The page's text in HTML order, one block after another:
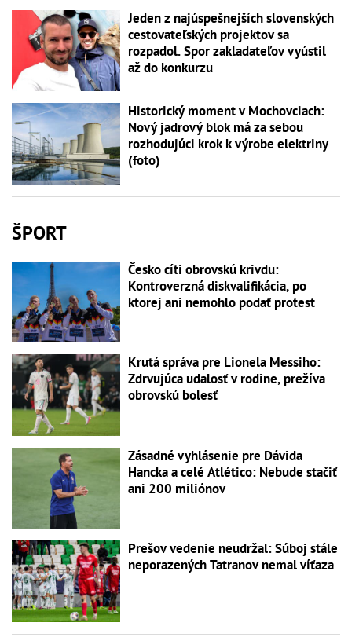
Jeden z najúspešnejších slovenských
cestovateľských projektov sa
rozpadol. Spor zakladateľov vyústil
až do konkurzu
Historický moment v Mochovciach:
Nový jadrový blok má za sebou
rozhodujúci krok k výrobe elektriny
(foto)
ŠPORT
Česko cíti obrovskú krivdu:
Kontroverzná diskvalifikácia, po
ktorej ani nemohlo podať protest
Krutá správa pre Lionela Messiho:
Zdrvujúca udalosť v rodine, prežíva
obrovskú bolesť
Zásadné vyhlásenie pre Dávida
Hancka a celé Atlético: Nebude stačiť
ani 200 miliónov
Prešov vedenie neudržal: Súboj stále
neporazených Tatranov nemal víťaza